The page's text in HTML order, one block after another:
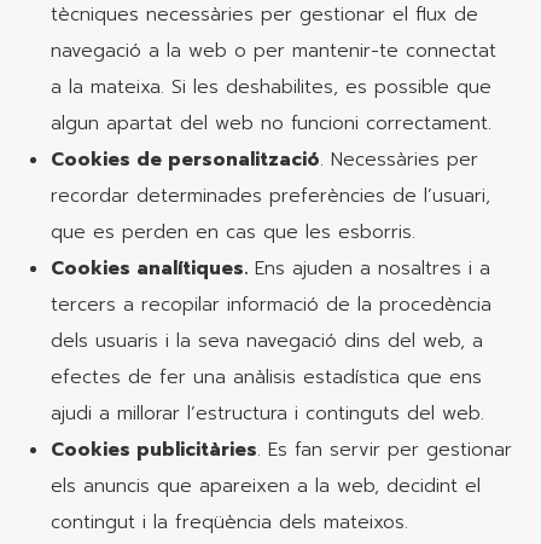
tècniques necessàries per gestionar el flux de
navegació a la web o per mantenir-te connectat
a la mateixa. Si les deshabilites, es possible que
algun apartat del web no funcioni correctament.
Cookies de personalització. Necessàries per
recordar determinades preferències de l’usuari,
que es perden en cas que les esborris.
Cookies analítiques. Ens ajuden a nosaltres i a
tercers a recopilar informació de la procedència
dels usuaris i la seva navegació dins del web, a
efectes de fer una anàlisis estadística que ens
ajudi a millorar l’estructura i continguts del web.
Cookies publicitàries. Es fan servir per gestionar
els anuncis que apareixen a la web, decidint el
contingut i la freqüència dels mateixos.